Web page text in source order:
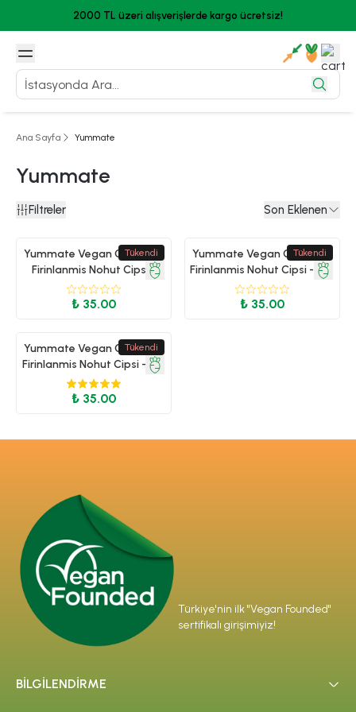
2000 TL üzeri alışverişlerde kargo ücretsiz!
Ana Sayfa Yummate
Yummate
Filtreler Son Eklenen
Tükendi
Yummate Vegan Glutensiz
Firinlanmis Nohut Cipsi -
Cheddar Peynir Aromali -
28gr
₺ 35.00
Tükendi
Yummate Vegan Glutensiz
Firinlanmis Nohut Cipsi - Süt
Misir Aromali -28gr
₺ 35.00
Tükendi
Yummate Vegan Glutensiz
Firinlanmis Nohut Cipsi - Yer
Fistigi Aromali
₺ 35.00
Türkiye'nin ilk "Vegan Founded"
sertifikalı girişimiyiz!
BİLGİLENDİRME